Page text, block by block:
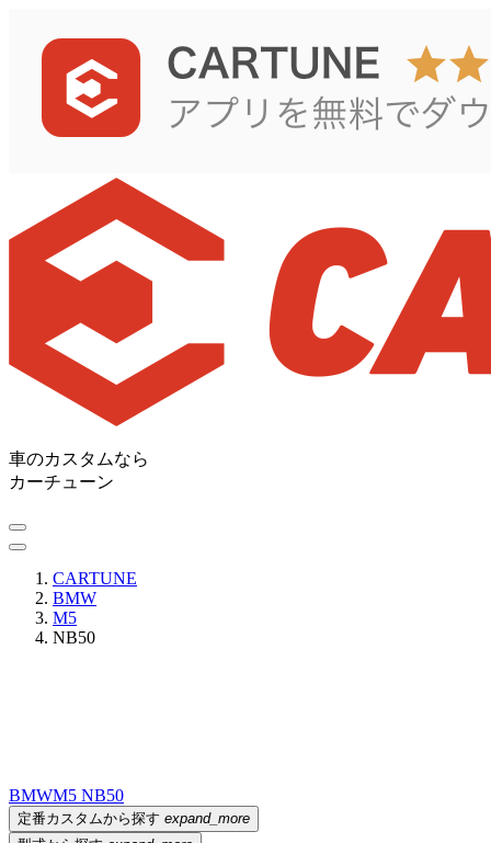
車のカスタムなら
カーチューン
CARTUNE
BMW
M5
NB50
BMWM5 NB50
定番カスタムから探す expand_more